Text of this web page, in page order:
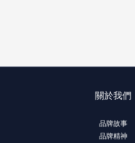
關於我們
品牌故事
品牌精神